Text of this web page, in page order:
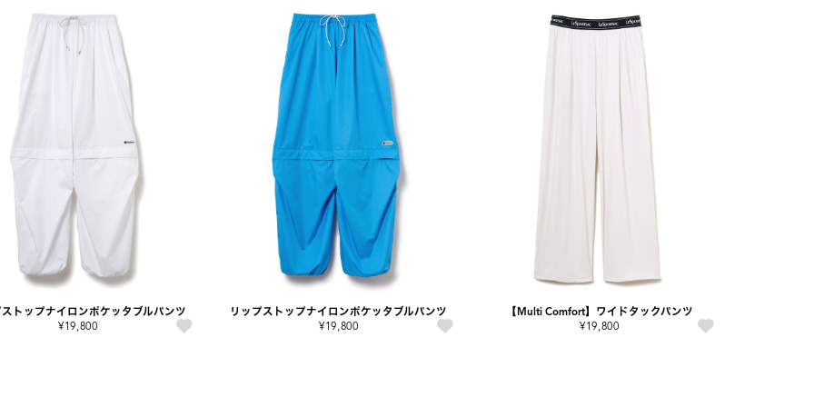
ストップナイロンポケッタブルパンツ
¥19,800
リップストップナイロンポケッタブルパンツ
¥19,800
【Multi Comfort】ワイドタックパンツ
¥19,800